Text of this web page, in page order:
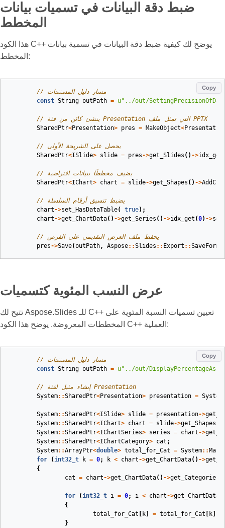
ضبط دقة البيانات في تسميات بيانات
المخطط
هذا الكود C++ يوضح لك كيفية ضبط دقة البيانات في تسمية بيانات
المخطط:
Copy
// مسار دليل المستندات
const String outPath = u"../out/
// ينشئ كائن من فئة Presentation التي تمثل ملف PPTX
SharedPtr<Presentation> pres = MakeObject<
// يحصل على الشريحة الأولى
SharedPtr<ISlide> slide = pres->get_Slides () ->idx_get
// يضيف مخططًا ببيانات افتراضية
SharedPtr<IChart> chart = slide->get_Shapes () ->
// يضبط تنسيق أرقام السلسلة
chart->set_HasDataTable( true);
chart->get_ChartData() ->get_Series () ->idx_get (0) ->
// يحفظ ملف العرض التقديمي على القرص
pres->Save(outPath, Aspose::Slides :: Export ::
عرض النسب المئوية كتسميات
تتيح لك Aspose.Slides للـ C++ تعيين تسميات النسبة المئوية على
المخططات المعروضة. يوضح هذا الكود C++ العملية:
Copy
// مسار دليل المستندات
const String outPath = u"../out/
// إنشاء مثيل لفئة Presentation
System::SharedPtr<Presentation> presentation = System
System::SharedPtr<ISlide> slide = presentation->
System::SharedPtr<IChart> chart = slide->get_Shapes
System::SharedPtr<IChartSeries> series = chart->
System::SharedPtr<IChartCategory> cat ;
System::ArrayPtr<double> total_for_Cat = System::
for
(int32_t k = 0; k < chart->get_ChartData() ->
{
cat = chart->get_ChartData() ->get_Categories
for (int32_t i = 0; i < chart->get_ChartData
{
total_for_Cat
k = total_for_Cat k
}